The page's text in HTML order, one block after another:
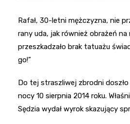
Rafał, 30-letni mężczyzna, nie
rany uda, jak również obrażeń
przeszkadzało brak tatuażu
go!”
Do tej straszliwej zbrodni doszło
nocy 10 sierpnia 2014 roku.
Sędzia wydał wyrok skazujący